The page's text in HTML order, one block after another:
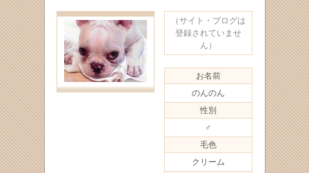
（サイト・ブログは
登録されていませ
ん）
お名前
のんのん
性別
♂
毛色
クリーム